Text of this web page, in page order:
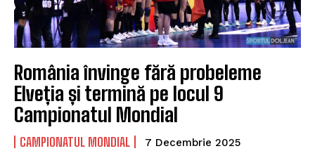
România învinge fără probeleme
Elveția și termină pe locul 9
Campionatul Mondial
CAMPIONATUL MONDIAL 7 Decembrie 2025